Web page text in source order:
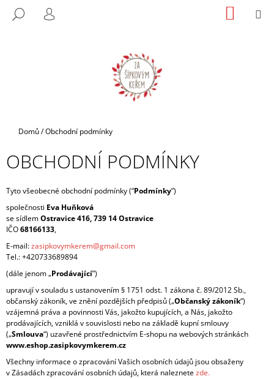
HLEDAT
PŘIHLÁŠENÍ KOŠÍK
Domů/Obchodní podmínky
OBCHODNÍ PODMÍNKY
Tyto všeobecné obchodní podmínky (“Podmínky”)
společnosti Eva Huňková
se sídlemOstravice 416, 739 14 Ostravice
IČO68166133,
E-mail:zasipkovymkerem@gmail.com
Tel.: +420733689894
(dále jenom „Prodávající”)
upravují v souladu s ustanovením § 1751 odst. 1 zákona č. 89/2012 Sb.,
občanský zákoník, ve znění pozdějších předpisů („Občanský zákoník“)
vzájemná práva a povinnosti Vás, jakožto kupujících, a Nás, jakožto
prodávajících, vzniklá v souvislosti nebo na základě kupní smlouvy
(„Smlouva“) uzavřené prostřednictvím E-shopu na webových stránkách
www.eshop.zasipkovymkerem.cz
Všechny informace o zpracování Vašich osobních údajů jsou obsaženy
v Zásadách zpracování osobních údajů, která naleznetezde.
T
E
U
J
E
T
E
N
A
J
Í
T
?